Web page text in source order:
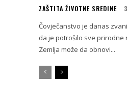
ZAŠTITA ŽIVOTNE SREDINE
Čovječanstvo je danas
da je potrošilo sve
Zemlja može da obnovi...